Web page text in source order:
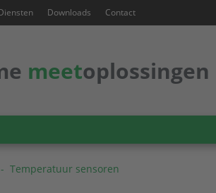
Downloads Contact
meetoplossingen
Temperatuur sensoren